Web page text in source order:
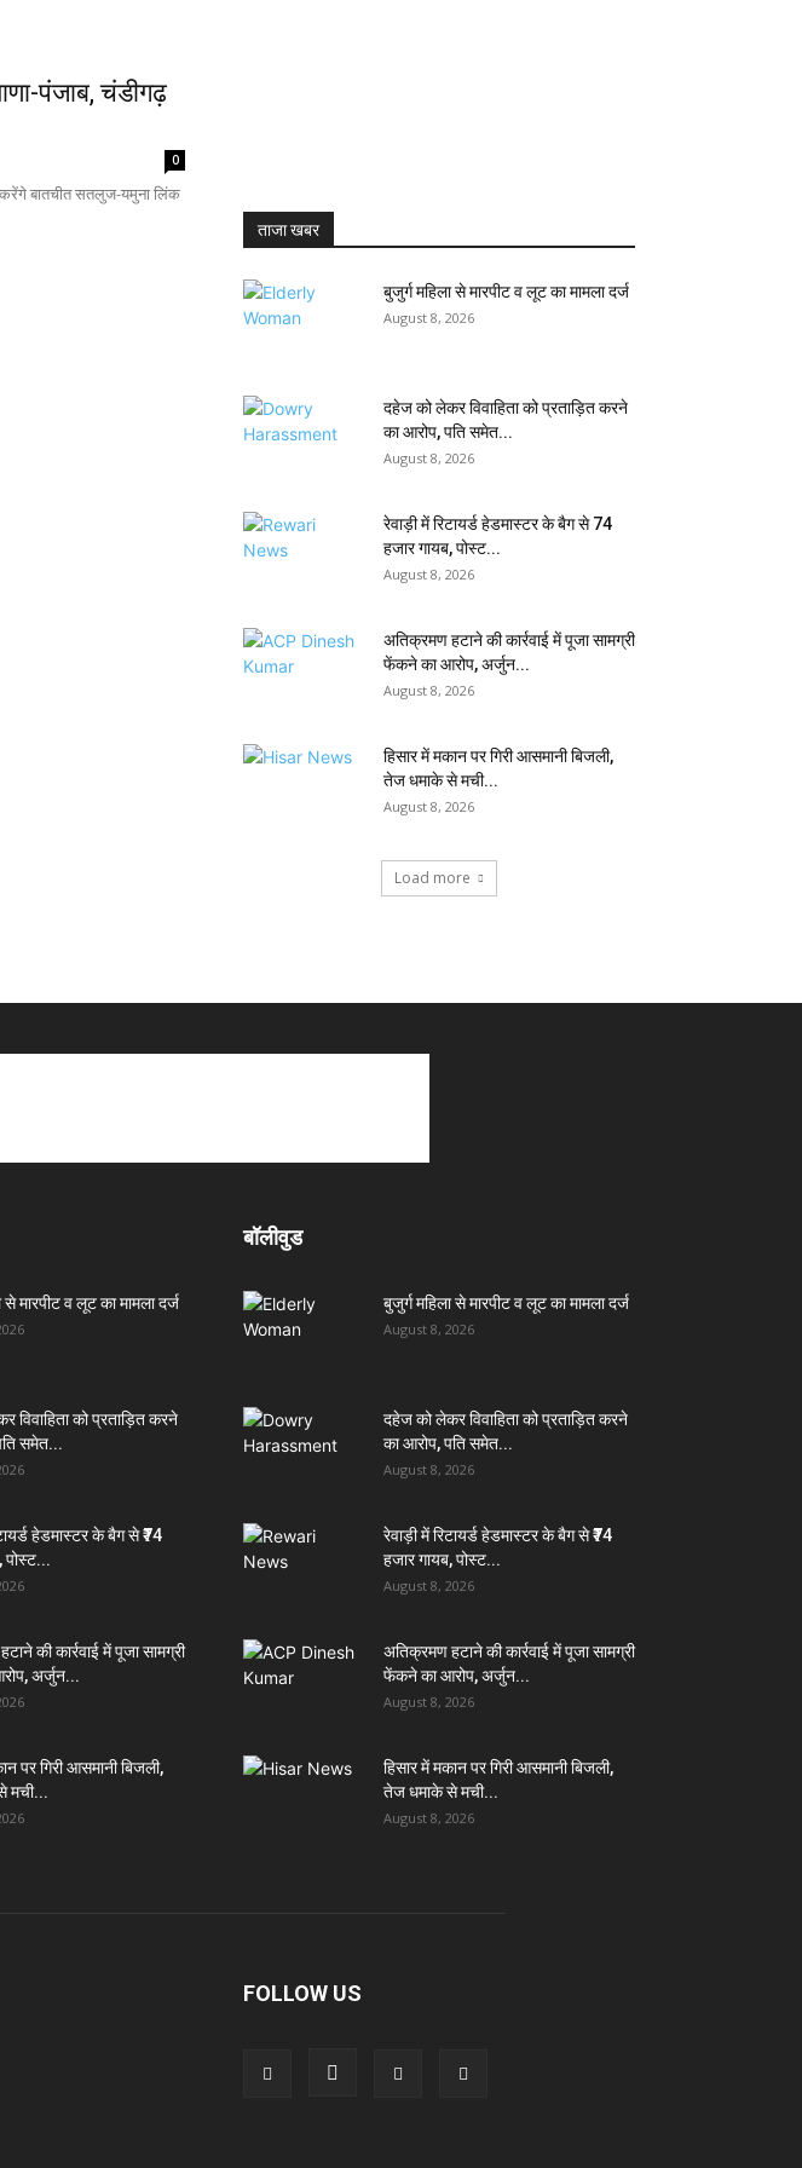
पंजाब, चंडीगढ़
0
करेंगे बातचीत सतलुज-यमुना लिंक
ताजा खबर
बुजुर्ग महिला से मारपीट व लूट का मामला दर्ज
August 8, 2026
दहेज को लेकर विवाहिता को प्रताड़ित करने
का आरोप, पति समेत...
August 8, 2026
रेवाड़ी में रिटायर्ड हेडमास्टर के बैग से ₹74
हजार गायब, पोस्ट...
August 8, 2026
अतिक्रमण हटाने की कार्रवाई में पूजा सामग्री
फेंकने का आरोप, अर्जुन...
August 8, 2026
हिसार में मकान पर गिरी आसमानी बिजली,
तेज धमाके से मची...
August 8, 2026
Load more
से मारपीट व लूट का मामला दर्ज
विवाहिता को प्रताड़ित करने
समेत...
हेडमास्टर के बैग से ₹74
पोस्ट...
की कार्रवाई में पूजा सामग्री
अर्जुन...
पर गिरी आसमानी बिजली,
मची...
बॉलीवुड
बुजुर्ग महिला से मारपीट व लूट का मामला दर्ज
August 8, 2026
दहेज को लेकर विवाहिता को प्रताड़ित करने
का आरोप, पति समेत...
August 8, 2026
रेवाड़ी में रिटायर्ड हेडमास्टर के बैग से ₹74
हजार गायब, पोस्ट...
August 8, 2026
अतिक्रमण हटाने की कार्रवाई में पूजा सामग्री
फेंकने का आरोप, अर्जुन...
August 8, 2026
हिसार में मकान पर गिरी आसमानी बिजली,
तेज धमाके से मची...
August 8, 2026
FOLLOW US